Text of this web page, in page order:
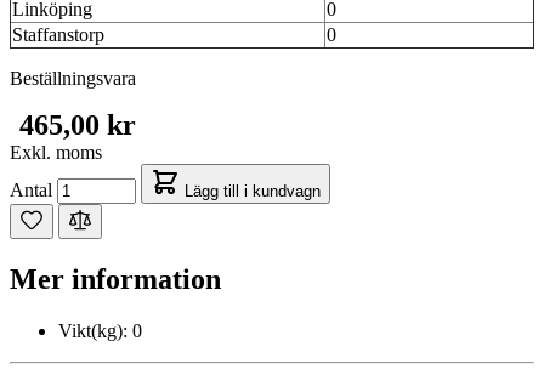
Linköping
0
Staffanstorp
0
Beställningsvara
465,00 kr
Exkl. moms
Antal
Lägg till i kundvagn
Mer information
Vikt(kg): 0